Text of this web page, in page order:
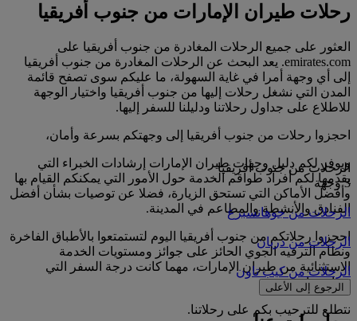
رحلات طيران الإمارات من جنوب أفريقيا
العثور على جميع الرحلات المغادرة من جنوب أفريقيا على
emirates.com. يعد البحث عن الرحلات المغادرة من جنوب أفريقيا
إلى أي وجهة أمرا في غاية السهولة، ما عليكم سوى تصفح قائمة
المدن التي نشغل رحلات إليها من جنوب أفريقيا واختيار الوجهة
للاطلاع على جداول رحلاتنا ودليلنا للسفر إليها.
احجزوا رحلات من جنوب أفريقيا إلى وجهتكم بسرعة وأمان،
ويوفر لكم دليل وجهات طيران الإمارات إرشادات الخبراء التي
يقدمها لكم أفراد طواقم الخدمة حول الأمور التي يمكنكم القيام بها
وأفضل الأماكن التي تستحق الزيارة، فضلا عن توصيات بشأن أفضل
الفنادق والأنشطة والمطاعم في المدينة.
احجزوا رحلاتكم من جنوب أفريقيا اليوم لتستمتعوا بالأطباق الفاخرة
ونظام الترفيه الجوي الحائز على جوائز ومستويات الخدمة
الاستثنائية من طيران الإمارات، مهما كانت درجة السفر التي
تختارونها.
نتطلع للترحيب بكم على رحلاتنا.
الرحلات من جنوب أفريقيا
3 وجهة
الرحلات من جوهانسبرغ
الرحلات من دربان
الرحلات من كيب تاون
الرجوع إلى الأعلى